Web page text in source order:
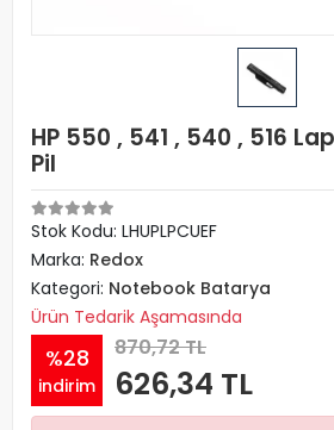
HP 550 , 541 , 540 , 516
Pil
Stok Kodu: LHUPLPCUEF
Marka: Redox
Kategori: Notebook Batarya
Ürün Tedarik Aşamasında
%28
indirim
870,72 TL
626,34 TL